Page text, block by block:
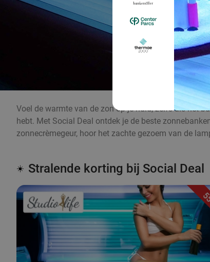
Voel de warmte van de zon op je huid, zelfs als het
hebt. Met Social Deal ontdek je de beste
zonnecrèmegeur, hoor het zachte gezoem van de
☀️ Stralende korting bij Social Deal